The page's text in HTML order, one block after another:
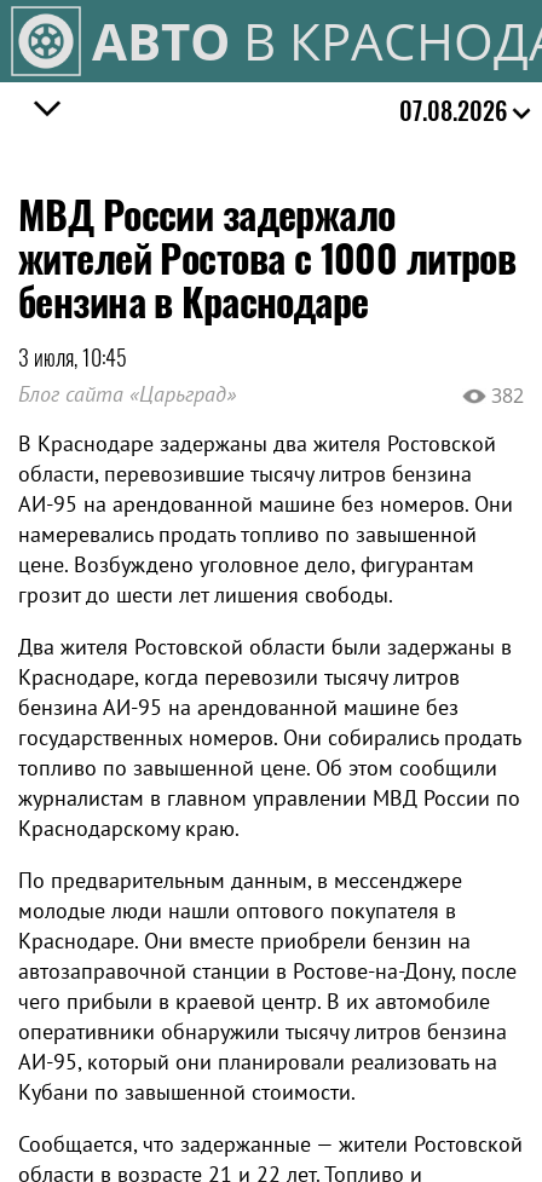
АВТО В
07.08.2026
МВД России задержало
жителей Ростова с 1000 литров
бензина в Краснодаре
3 июля, 10:45
Блог сайта «Царьград» 382
В Краснодаре задержаны два жителя Ростовской
области, перевозившие тысячу литров бензина
АИ-95 на арендованной машине без номеров. Они
намеревались продать топливо по завышенной
цене. Возбуждено уголовное дело, фигурантам
грозит до шести лет лишения свободы.
Два жителя Ростовской области были задержаны в
Краснодаре, когда перевозили тысячу литров
бензина АИ-95 на арендованной машине без
государственных номеров. Они собирались продать
топливо по завышенной цене. Об этом сообщили
журналистам в главном управлении МВД России по
Краснодарскому краю.
По предварительным данным, в мессенджере
молодые люди нашли оптового покупателя в
Краснодаре. Они вместе приобрели бензин на
автозаправочной станции в Ростове-на-Дону, после
чего прибыли в краевой центр. В их автомобиле
оперативники обнаружили тысячу литров бензина
АИ-95, который они планировали реализовать на
Кубани по завышенной стоимости.
Сообщается, что задержанные — жители Ростовской
области в возрасте 21 и 22 лет. Топливо и